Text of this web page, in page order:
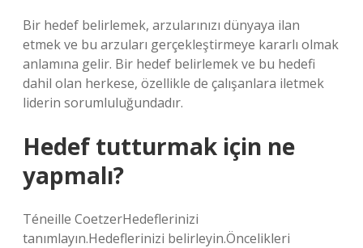
Bir hedef belirlemek, arzularınızı dünyaya ilan
etmek ve bu arzuları gerçekleştirmeye kararlı olmak
anlamına gelir. Bir hedef belirlemek ve bu hedefi
dahil olan herkese, özellikle de çalışanlara iletmek
liderin sorumluluğundadır.
Hedef tutturmak için ne
yapmalı?
Téneille CoetzerHedeflerinizi
tanımlayın.Hedeflerinizi belirleyin.Öncelikleri